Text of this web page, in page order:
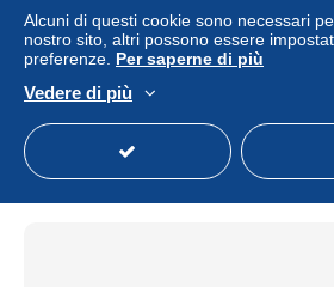
AUTOMOBILE MINIATURE, n° 96
Metal, Solido, De Soto, Mercury,
Héco-Modèles...
Alcuni di questi cookie sono necessari
nostro sito, altri possono essere
preferenze. Per saperne di più
Vedere di più